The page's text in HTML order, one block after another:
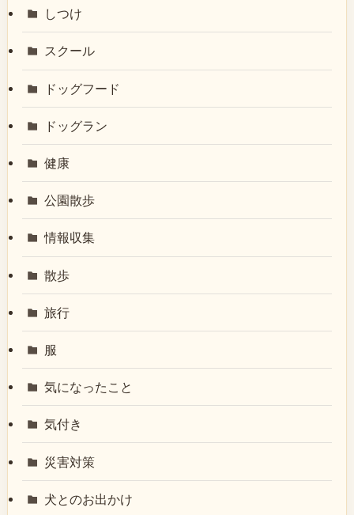
しつけ
スクール
ドッグフード
ドッグラン
健康
公園散歩
情報収集
散歩
旅行
服
気になったこと
気付き
災害対策
犬とのお出かけ